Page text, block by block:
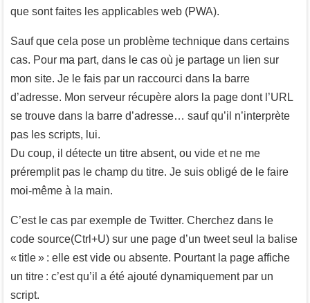
que sont faites les applicables web (PWA).
Sauf que cela pose un problème technique dans certains
cas. Pour ma part, dans le cas où je partage un lien sur
mon site. Je le fais par un raccourci dans la barre
d’adresse. Mon serveur récupère alors la page dont l’URL
se trouve dans la barre d’adresse… sauf qu’il n’interprète
pas les scripts, lui.
Du coup, il détecte un titre absent, ou vide et ne me
préremplit pas le champ du titre. Je suis obligé de le faire
moi-même à la main.
C’est le cas par exemple de Twitter. Cherchez dans le
code source(Ctrl+U) sur une page d’un tweet seul la balise
« title » : elle est vide ou absente. Pourtant la page affiche
un titre : c’est qu’il a été ajouté dynamiquement par un
script.